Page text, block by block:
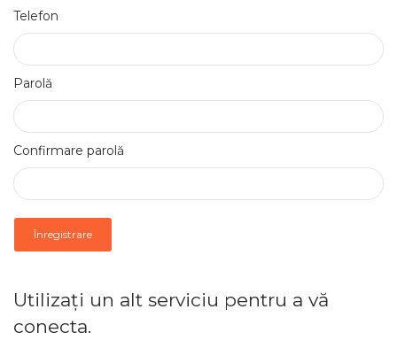
Telefon
Parolă
Confirmare parolă
Înregistrare
Utilizați un alt serviciu pentru a vă
conecta.